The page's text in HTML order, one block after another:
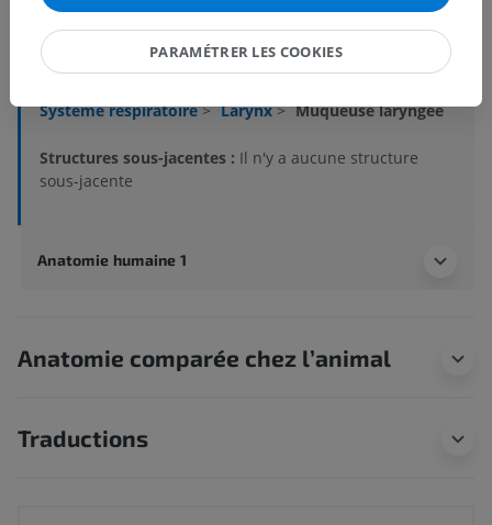
Anatomie humaine 2
Système respiratoire> Larynx> Muqueuse laryngée
Structures sous-jacentes : Il n'y a aucune structure
sous-jacente
Anatomie humaine 1
Anatomie comparée chez l’animal
Traductions
PARAMÉTRER LES COOKIES